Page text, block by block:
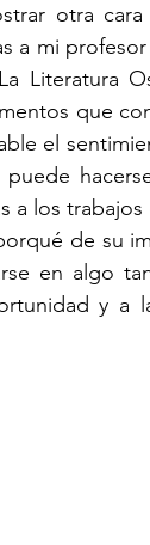
otra
a mi
Literatura
que
el
a los
de su
en algo
y a